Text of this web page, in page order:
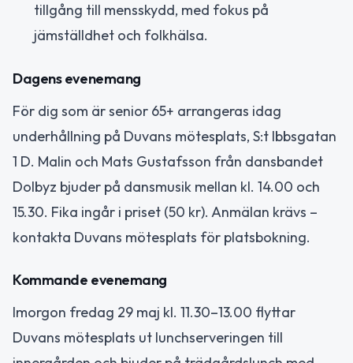
tillgång till mensskydd, med fokus på
jämställdhet och folkhälsa.
Dagens evenemang
För dig som är senior 65+ arrangeras idag
underhållning på Duvans mötesplats, S:t Ibbsgatan
1 D. Malin och Mats Gustafsson från dansbandet
Dolbyz bjuder på dansmusik mellan kl. 14.00 och
15.30. Fika ingår i priset (50 kr). Anmälan krävs –
kontakta Duvans mötesplats för platsbokning.
Kommande evenemang
Imorgon fredag 29 maj kl. 11.30–13.00 flyttar
Duvans mötesplats ut lunchserveringen till